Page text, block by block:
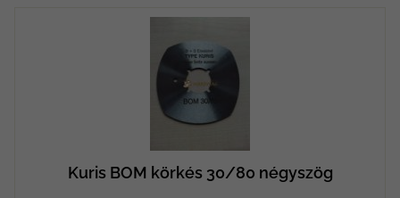
Kuris BOM körkés 30/80 négyszög